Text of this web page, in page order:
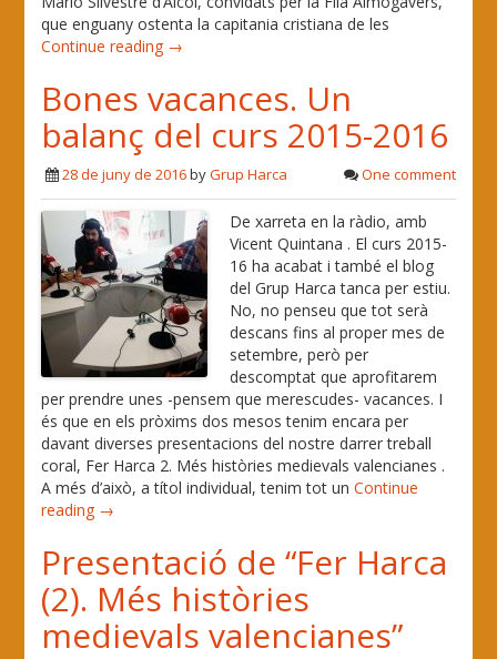
que enguany ostenta la capitania cristiana de les
Continue reading →
Bones vacances. Un
balanç del curs 2015-2016
28 de juny de 2016byGrup Harca One comment
De xarreta en la ràdio, amb
Vicent Quintana . El curs 2015-
16 ha acabat i també el blog
del Grup Harca tanca per estiu.
No, no penseu que tot serà
descans fins al proper mes de
setembre, però per
descomptat que aprofitarem
per prendre unes -pensem que merescudes- vacances. I
és que en els pròxims dos mesos tenim encara per
davant diverses presentacions del nostre darrer treball
coral, Fer Harca 2. Més històries medievals valencianes .
A més d’això, a títol individual, tenim tot unContinue
reading →
Presentació de “Fer Harca
(2). Més històries
medievals valencianes”